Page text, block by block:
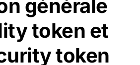
générale
token et
token